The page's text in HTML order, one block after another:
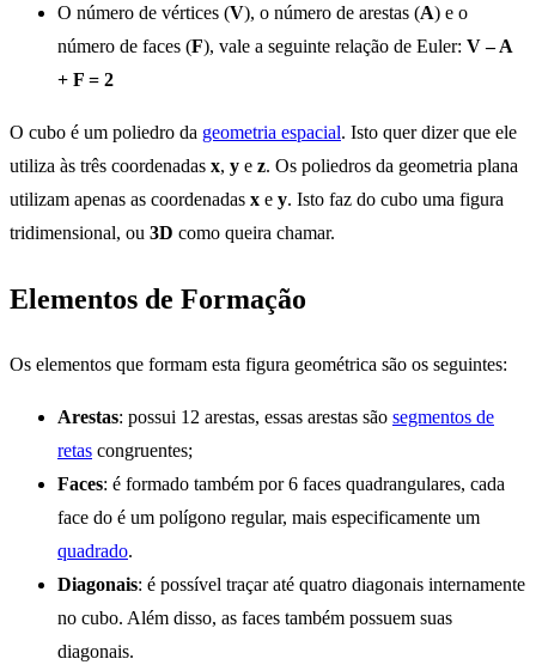
O número de vértices (V), o número de arestas (A) e o
número de faces (F), vale a seguinte relação de Euler: V – A
+ F = 2
O cubo é um poliedro da geometria espacial. Isto quer dizer que ele
utiliza às três coordenadas x, y e z. Os poliedros da geometria plana
utilizam apenas as coordenadas x e y. Isto faz do cubo uma figura
tridimensional, ou 3D como queira chamar.
Elementos de Formação
Os elementos que formam esta figura geométrica são os seguintes:
Arestas: possui 12 arestas, essas arestas são segmentos de
retas congruentes;
Faces: é formado também por 6 faces quadrangulares, cada
face do é um polígono regular, mais especificamente um
quadrado.
Diagonais: é possível traçar até quatro diagonais internamente
no cubo. Além disso, as faces também possuem suas
diagonais.